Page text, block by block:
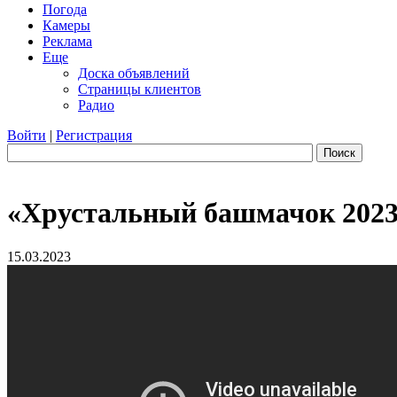
Погода
Камеры
Реклама
Еще
Доска объявлений
Страницы клиентов
Радио
Войти | Регистрация
Поиск
«Хрустальный башмачок
15.03.2023